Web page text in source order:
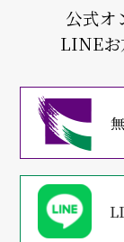
公式オ
LINEお